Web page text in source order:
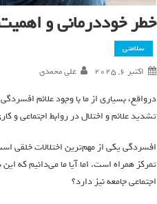
خطر خوددرمانی و
سلامتی
اکتبر 6, 2025 علی محمدی
درواقع، بسیاری از ما با وجود علائم
تشدید علائم و اختلال در روابط اجتماعی و
افسردگی یکی از مهم‌ترین اختلالات خلقی
تمرکز همراه است. اما آیا ما می‌دانیم که
اجتماعی جامعه نیز دارد؟